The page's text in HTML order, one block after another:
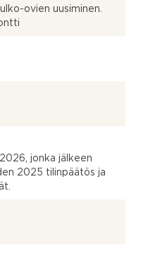
ovien uusiminen.
jonka jälkeen
2025 tilinpäätös ja